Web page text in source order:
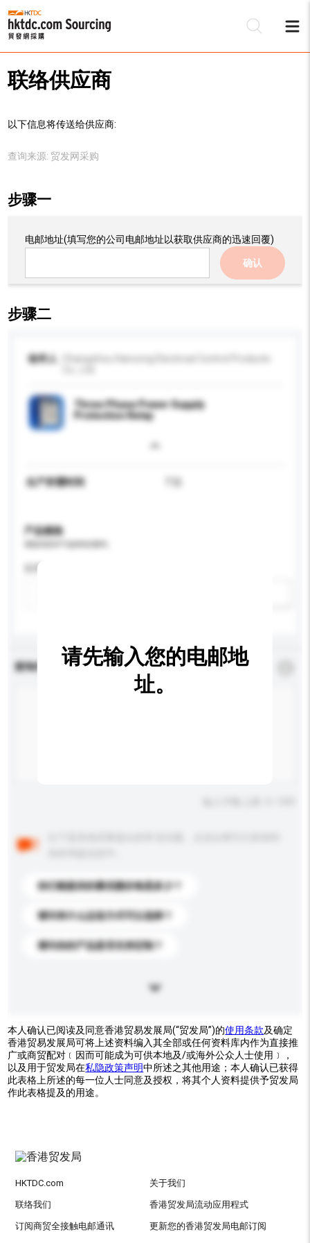
联络供应商
以下信息将传送给供应商:
查询来源: 贸发网采购
步骤一
电邮地址(填写您的公司电邮地址以获取供应商的迅速回覆)
确认
步骤二
收件人
Three Phase Power Supply
Protection Relay
生产所需时间
产品规格
应用
查询内容 *必须填写
你们能提供的最优惠价格是多少？
请问有什么运送方式可以选择？
请问你的产品是否支持定制？
请先输入您的电邮地
址。
本人确认已阅读及同意香港贸易发展局(“贸发局”)的使用条款及确定
香港贸易发展局可将上述资料编入其全部或任何资料库内作为直接推
广或商贸配对﹝因而可能成为可供本地及/或海外公众人士使用﹞，
以及用于贸发局在私隐政策声明中所述之其他用途；本人确认已获得
此表格上所述的每一位人士同意及授权，将其个人资料提供予贸发局
作此表格提及的用途。
HKTDC.com 关于我们
联络我们 香港贸发局流动应用程式
订阅商贸全接触电邮通讯 更新您的香港贸发局电邮订阅